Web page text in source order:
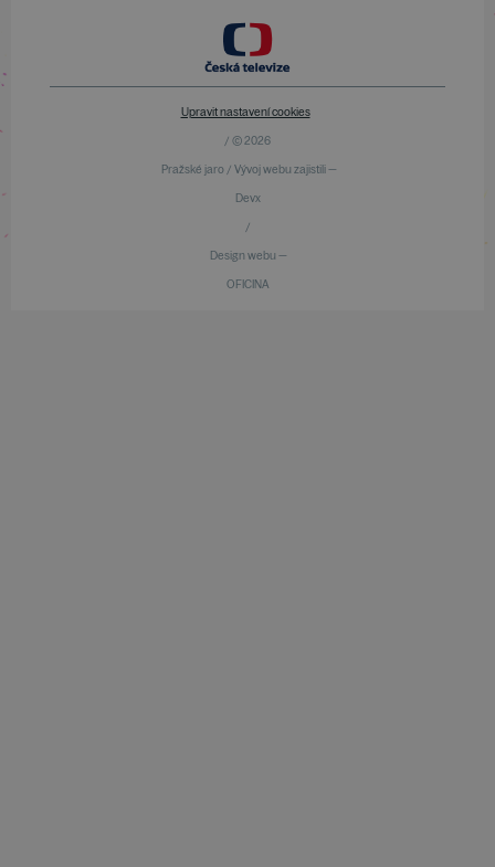
Upravit nastavení cookies
/ © 2026
Pražské jaro / Vývoj webu zajistili —
Devx
/
Design webu —
OFICINA